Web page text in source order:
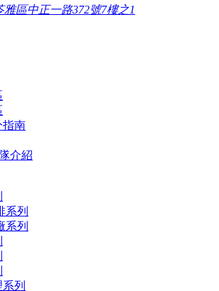
雅區中正一路372號7樓之1
指南
介紹
系列
系列
列